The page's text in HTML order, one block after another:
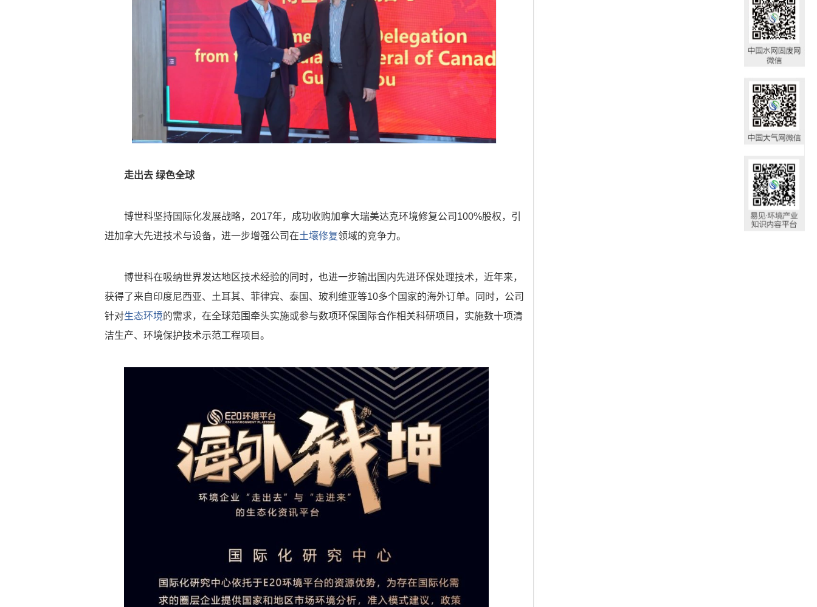
走出去 绿色全球
博世科坚持国际化发展战略，2017年，成功收购加拿大瑞美达克环境修复公司100%股权，引
进加拿大先进技术与设备，进一步增强公司在土壤修复领域的竞争力。
博世科在吸纳世界发达地区技术经验的同时，也进一步输出国内先进环保处理技术，近年来，
获得了来自印度尼西亚、土耳其、菲律宾、泰国、玻利维亚等10多个国家的海外订单。同时，公司
针对生态环境的需求，在全球范围牵头实施或参与数项环保国际合作相关科研项目，实施数十项清
洁生产、环境保护技术示范工程项目。